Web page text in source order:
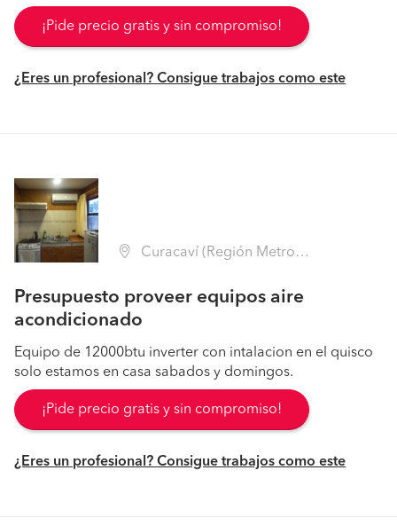
¡Pide precio gratis y sin compromiso!
¿Eres un profesional? Consigue trabajos como este
Curacaví (Región Metropolitana - Melipilla)
Presupuesto proveer equipos aire
acondicionado
Equipo de 12000btu inverter con intalacion en el quisco
solo estamos en casa sabados y domingos.
¡Pide precio gratis y sin compromiso!
¿Eres un profesional? Consigue trabajos como este